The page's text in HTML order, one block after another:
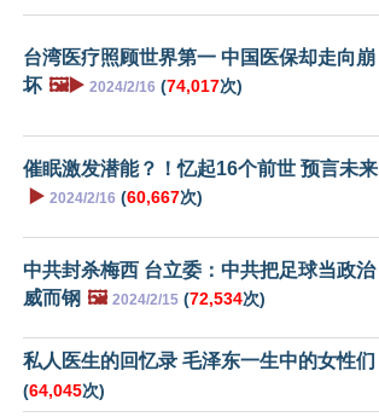
台湾医疗照顾世界第一 中国医保却走向崩
坏 🖼️▶️ 2024/2/16 (74,017次)
催眠激发潜能？！忆起16个前世 预言未来
▶️ 2024/2/16 (60,667次)
中共封杀梅西 台立委：中共把足球当政治
威而钢 🖼️ 2024/2/15 (72,534次)
私人医生的回忆录 毛泽东一生中的女性们
(64,045次)